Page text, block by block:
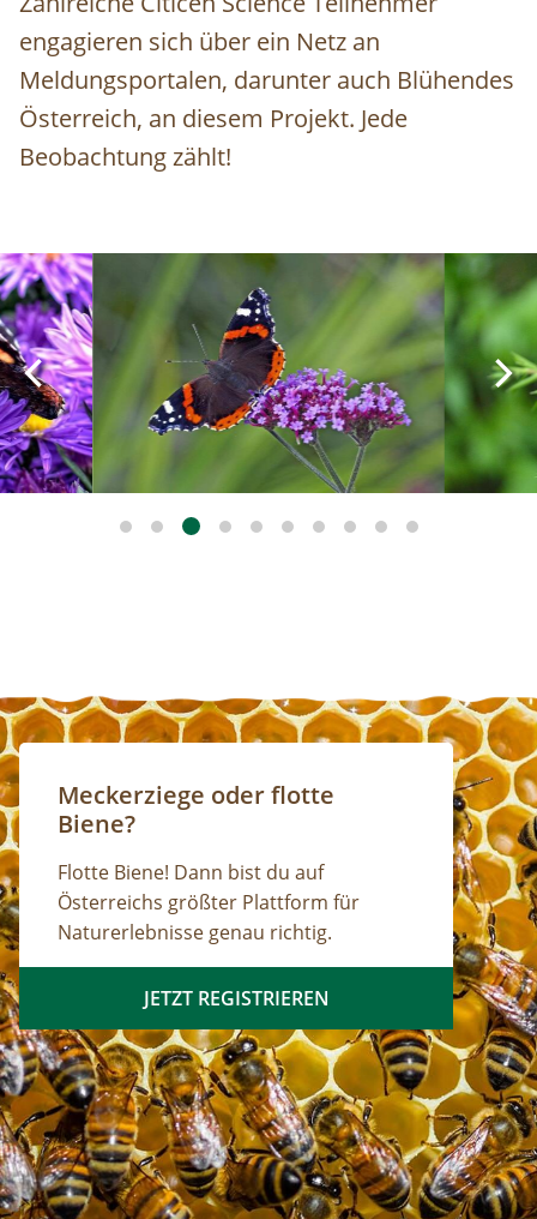
engagieren sich über ein Netz an
Meldungsportalen, darunter auch Blühendes
Österreich, an diesem Projekt. Jede
Beobachtung zählt!
Image
Meckerziege oder flotte
Biene?
Flotte Biene! Dann bist du auf
Österreichs größter Plattform für
Naturerlebnisse genau richtig.
JETZT REGISTRIEREN